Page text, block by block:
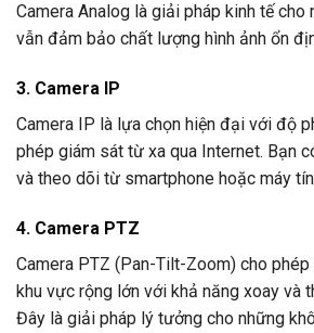
Camera Analog là giải pháp kinh tế cho
vẫn đảm bảo chất lượng hình ảnh ổn
3. Camera IP
Camera IP là lựa chọn hiện đại với độ
phép giám sát từ xa qua Internet. Bạn
và theo dõi từ smartphone hoặc máy
4. Camera PTZ
Camera PTZ (Pan-Tilt-Zoom) cho
khu vực rộng lớn với khả năng xoay và
Đây là giải pháp lý tưởng cho những